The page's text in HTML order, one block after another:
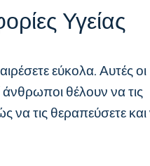
Υγείας
εύκολα. Αυτές οι
άνθρωποι θέλουν να τις
να τις θεραπεύσετε και